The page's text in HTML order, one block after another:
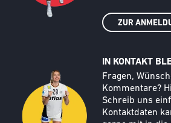
ZUR
Call to action image
IN KONTAKT
Text
Fragen,
Kommentare?
Schreib uns
Kontaktdaten